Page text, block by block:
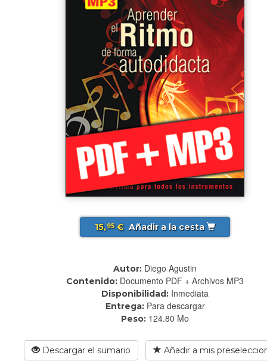
15,95€ Añadir a la cesta
Autor: Diego Agustin
Contenido: Documento PDF + Archivos MP3
Disponibilidad: Inmediata
Entrega: Para descargar
Peso: 124.80 Mo
Descargar el sumario Añadir a mis